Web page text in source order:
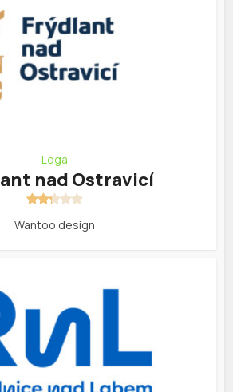
Loga
nad Ostravicí
Wantoo design